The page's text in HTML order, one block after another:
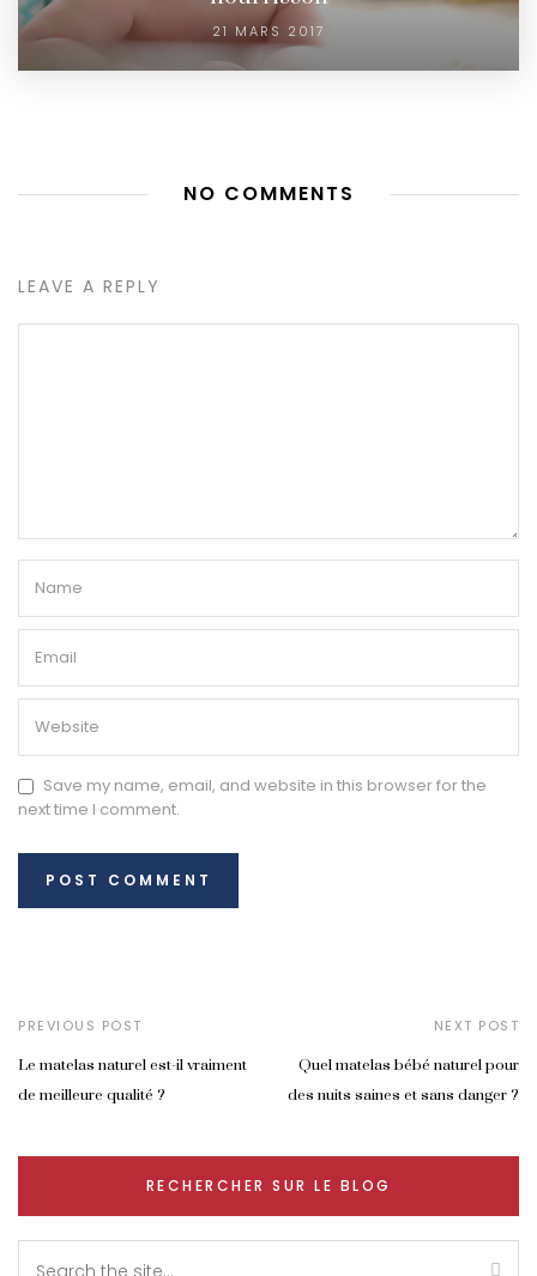
21 MARS 2017
NO COMMENTS
LEAVE A REPLY
Save my name, email, and website in this browser for the
next time I comment.
PREVIOUS POST
Le matelas naturel est-il vraiment
de meilleure qualité ?
NEXT POST
Quel matelas bébé naturel pour
des nuits saines et sans danger ?
RECHERCHER SUR LE BLOG